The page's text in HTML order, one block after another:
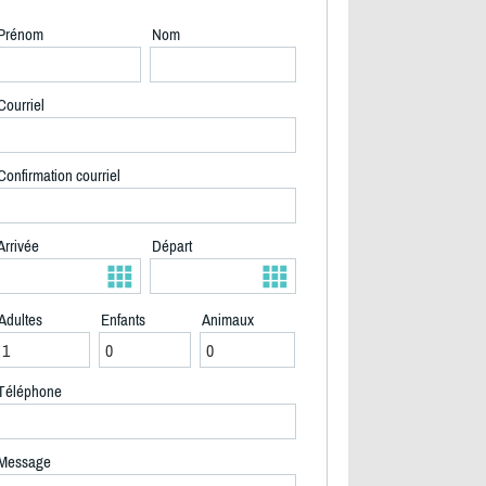
Nom
courriel
Départ
Enfants Animaux